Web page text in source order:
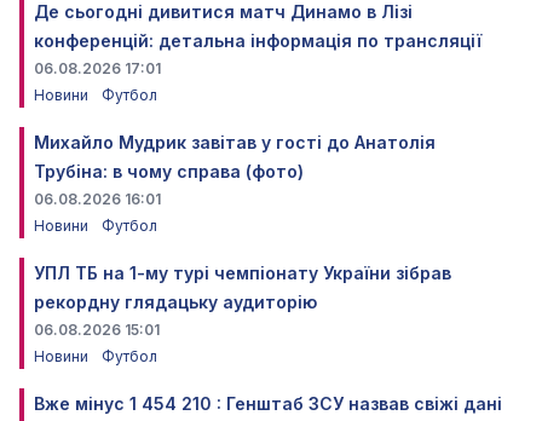
Де сьогодні дивитися матч Динамо в Лізі
конференцій: детальна інформація по трансляції
06.08.2026 17:01
Новини
Футбол
Михайло Мудрик завітав у гості до Анатолія
Трубіна: в чому справа (фото)
06.08.2026 16:01
Новини
Футбол
УПЛ ТБ на 1-му турі чемпіонату України зібрав
рекордну глядацьку аудиторію
06.08.2026 15:01
Новини
Футбол
Вже мінус 1 454 210 : Генштаб ЗСУ назвав свіжі дані